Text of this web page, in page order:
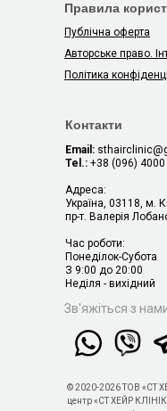
Правила
Публічна оферта
Авторське право.
Політика
Контакти
Email:
Tel.: +38 (096) 4000
Адреса:
Україна, 03118, м.
пр-т. Валерія
Час роботи:
Понеділок-Субота
З 9:00 до 20:00
Неділя - вихідний
© 2020-2026 ТОВ «СТ
центр «СТ ХЕЙР
Зв'яжіться з